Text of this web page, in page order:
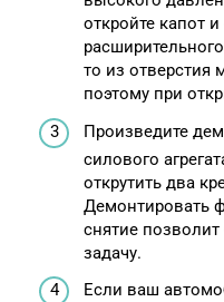
откройте капот
то из отверстия
поэтому при
Произведите
силового
открутить два
Демонтировать
снятие
задачу.
Если ваш